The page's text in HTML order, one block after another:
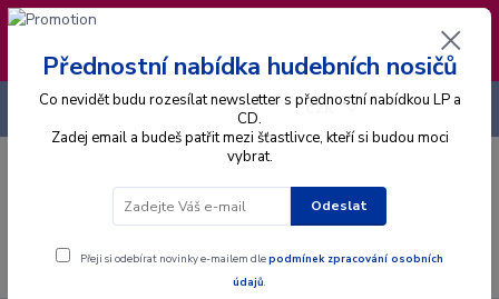
❣️ Od 4.8. do 13.8. čerpám dovolenou. Datum
expedice objednávek se posouvá na pátek
14.8.2026 🐋
Menu
CZK
+420 725 736 293
Přednostní nabídka hudebních nosičů
Co nevidět budu rozesílat newsletter s přednostní nabídkou LP a
CD.
Zadej email a budeš patřit mezi šťastlivce, kteří si budou moci
vybrat.
Odeslat
Přeji si odebírat novinky e-mailem dlepodmínek zpracování osobních
údajů.